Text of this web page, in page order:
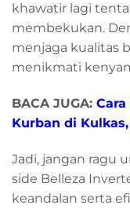
khawatir lagi
membekukan.
menjaga kualitas
menikmati
BACA JUGA:
Kurban di
Jadi, jangan ragu
side Belleza
keandalan serta